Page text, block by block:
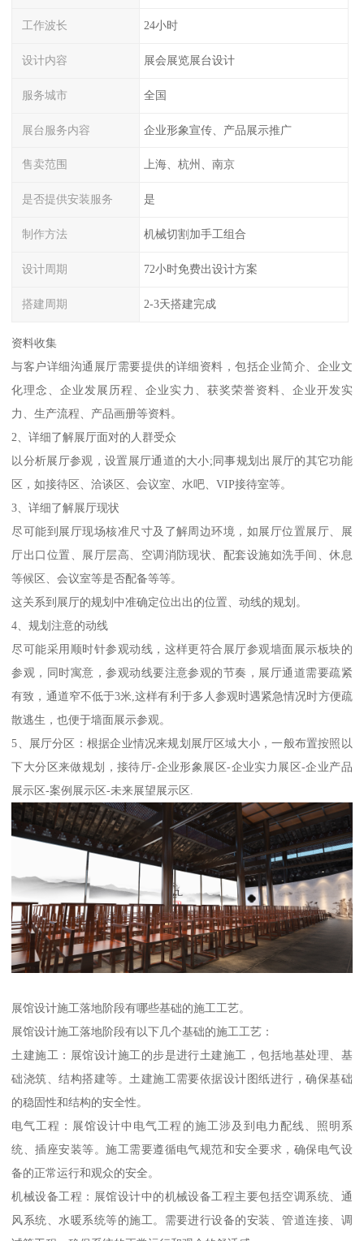
工作波长 24小时
设计内容 展会展览展台设计
服务城市 全国
展台服务内容 企业形象宣传、产品展示推广
售卖范围 上海、杭州、南京
是否提供安装服务 是
制作方法 机械切割加手工组合
设计周期 72小时免费出设计方案
搭建周期 2-3天搭建完成
资料收集
与客户详细沟通展厅需要提供的详细资料，包括企业简介、企业文
化理念、企业发展历程、企业实力、获奖荣誉资料、企业开发实
力、生产流程、产品画册等资料。
2、详细了解展厅面对的人群受众
以分析展厅参观，设置展厅通道的大小;同事规划出展厅的其它功能
区，如接待区、洽谈区、会议室、水吧、VIP接待室等。
3、详细了解展厅现状
尽可能到展厅现场核准尺寸及了解周边环境，如展厅位置展厅、展
厅出口位置、展厅层高、空调消防现状、配套设施如洗手间、休息
等候区、会议室等是否配备等等。
这关系到展厅的规划中准确定位出出的位置、动线的规划。
4、规划注意的动线
尽可能采用顺时针参观动线，这样更符合展厅参观墙面展示板块的
参观，同时寓意，参观动线要注意参观的节奏，展厅通道需要疏紧
有致，通道窄不低于3米,这样有利于多人参观时遇紧急情况时方便疏
散逃生，也便于墙面展示参观。
5、展厅分区：根据企业情况来规划展厅区域大小，一般布置按照以
下大分区来做规划，接待厅-企业形象展区-企业实力展区-企业产品
展示区-案例展示区-未来展望展示区.
展馆设计施工落地阶段有哪些基础的施工工艺。
展馆设计施工落地阶段有以下几个基础的施工工艺：
土建施工：展馆设计施工的步是进行土建施工，包括地基处理、基
础浇筑、结构搭建等。土建施工需要依据设计图纸进行，确保基础
的稳固性和结构的安全性。
电气工程：展馆设计中电气工程的施工涉及到电力配线、照明系
统、插座安装等。施工需要遵循电气规范和安全要求，确保电气设
备的正常运行和观众的安全。
机械设备工程：展馆设计中的机械设备工程主要包括空调系统、通
风系统、水暖系统等的施工。需要进行设备的安装、管道连接、调